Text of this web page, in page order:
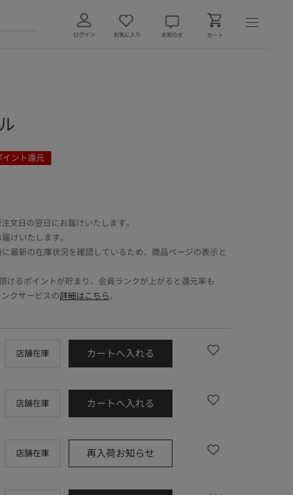
イント還元
文日の翌日にお届けいたします。
けいたします。
最新の在庫状況を確認しているため、商品ページの表示と
けるポイントが貯まり、会員ランクが上がると還元率も
クサービスの詳細はこちら。
店舗在庫 カートへ入れる
店舗在庫 カートへ入れる
店舗在庫 再入荷お知らせ